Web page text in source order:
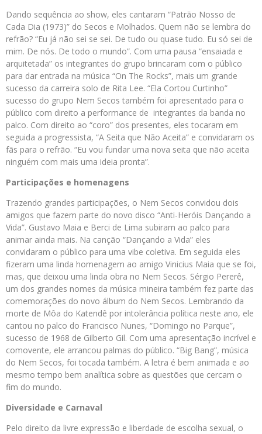
Dando sequência ao show, eles cantaram “Patrão Nosso de
Cada Dia (1973)” do Secos e Molhados. Quem não se lembra do
refrão? “Eu já não sei se sei. De tudo ou quase tudo. Eu só sei de
mim. De nós. De todo o mundo”. Com uma pausa “ensaiada e
arquitetada” os integrantes do grupo brincaram com o público
para dar entrada na música “On The Rocks”, mais um grande
sucesso da carreira solo de Rita Lee. “Ela Cortou Curtinho”
sucesso do grupo Nem Secos também foi apresentado para o
público com direito a performance de integrantes da banda no
palco. Com direito ao “coro” dos presentes, eles tocaram em
seguida a progressista, “A Seita que Não Aceita” e convidaram os
fãs para o refrão. “Eu vou fundar uma nova seita que não aceita
ninguém com mais uma ideia pronta”.
Participações e homenagens
Trazendo grandes participações, o Nem Secos convidou dois
amigos que fazem parte do novo disco “Anti-Heróis Dançando a
Vida”. Gustavo Maia e Berci de Lima subiram ao palco para
animar ainda mais. Na canção “Dançando a Vida” eles
convidaram o público para uma vibe coletiva. Em seguida eles
fizeram uma linda homenagem ao amigo Vinicius Maia que se foi,
mas, que deixou uma linda obra no Nem Secos. Sérgio Pererê,
um dos grandes nomes da música mineira também fez parte das
comemorações do novo álbum do Nem Secos. Lembrando da
morte de Môa do Katendê por intolerância política neste ano, ele
cantou no palco do Francisco Nunes, “Domingo no Parque”,
sucesso de 1968 de Gilberto Gil. Com uma apresentação incrível e
comovente, ele arrancou palmas do público. “Big Bang”, música
do Nem Secos, foi tocada também. A letra é bem animada e ao
mesmo tempo bem analítica sobre as questões que cercam o
fim do mundo.
Diversidade e Carnaval
Pelo direito da livre expressão e liberdade de escolha sexual, o